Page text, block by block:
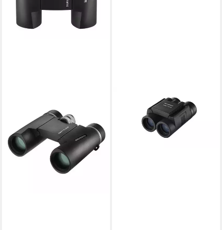
ESCHENBACH trophy F 10 x
25 ED - handliches Fernglas
mit Magnesiumgehä Fernglas
ab 338,95 €
lieferbar - in 2-3 Werktagen bei dir